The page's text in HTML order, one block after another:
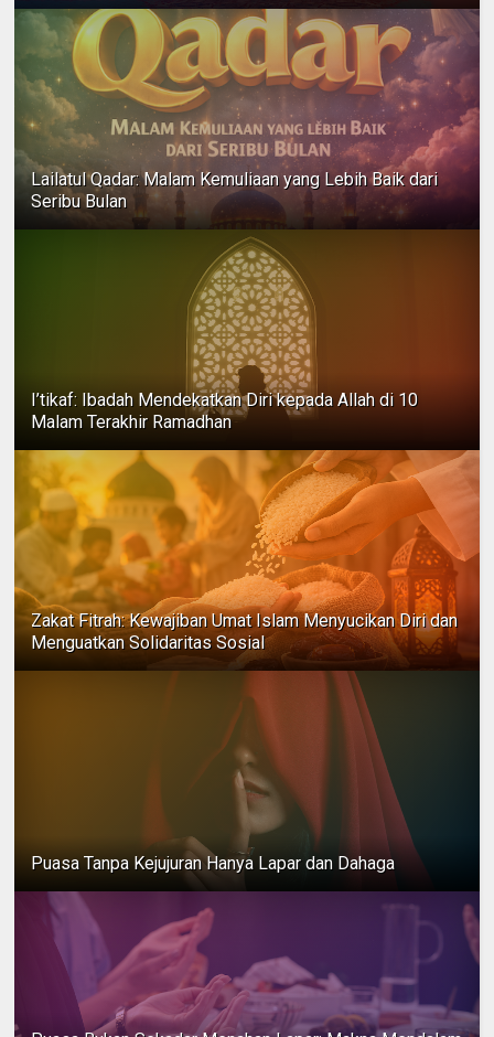
Lailatul Qadar: Malam Kemuliaan yang Lebih Baik dari
Seribu Bulan
I’tikaf: Ibadah Mendekatkan Diri kepada Allah di 10
Malam Terakhir Ramadhan
Zakat Fitrah: Kewajiban Umat Islam Menyucikan Diri dan
Menguatkan Solidaritas Sosial
Puasa Tanpa Kejujuran Hanya Lapar dan Dahaga